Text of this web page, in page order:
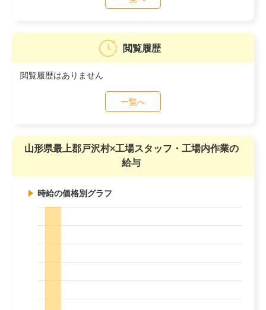
閲覧履歴
閲覧履歴はありません
一覧へ
山形県最上郡戸沢村×工場スタッフ・工場内作業の
給与
時給の価格別グラフ